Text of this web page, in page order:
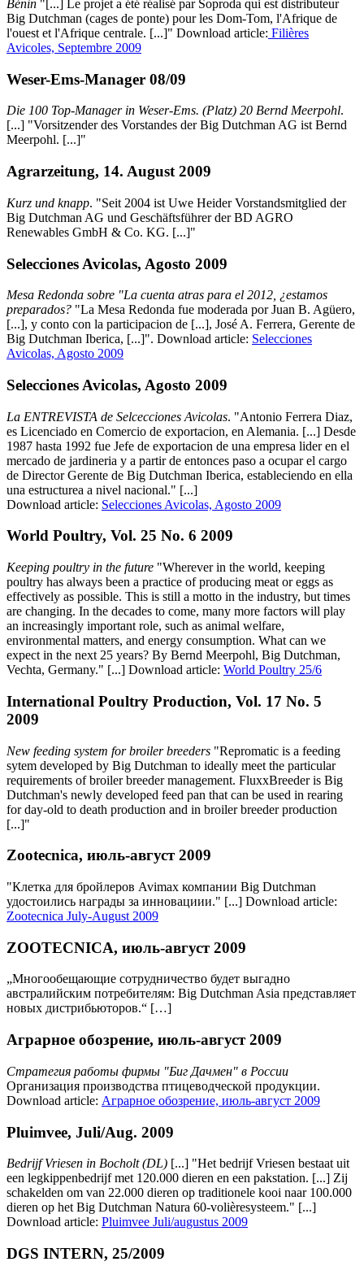
Bénin "[...] Le projet a été réalisé par Soproda qui est distributeur
Big Dutchman (cages de ponte) pour les Dom-Tom, l'Afrique de
l'ouest et l'Afrique centrale. [...]" Download article: Filières
Avicoles, Septembre 2009
Weser-Ems-Manager 08/09
Die 100 Top-Manager in Weser-Ems. (Platz) 20 Bernd Meerpohl.
[...] "Vorsitzender des Vorstandes der Big Dutchman AG ist Bernd
Meerpohl. [...]"
Agrarzeitung, 14. August 2009
Kurz und knapp. "Seit 2004 ist Uwe Heider Vorstandsmitglied der
Big Dutchman AG und Geschäftsführer der BD AGRO
Renewables GmbH & Co. KG. [...]"
Selecciones Avicolas, Agosto 2009
Mesa Redonda sobre "La cuenta atras para el 2012, ¿estamos
preparados? "La Mesa Redonda fue moderada por Juan B. Agüero,
[...], y conto con la participacion de [...], José A. Ferrera, Gerente de
Big Dutchman Iberica, [...]". Download article: Selecciones
Avicolas, Agosto 2009
Selecciones Avicolas, Agosto 2009
La ENTREVISTA de Selcecciones Avicolas. "Antonio Ferrera Diaz,
es Licenciado en Comercio de exportacion, en Alemania. [...] Desde
1987 hasta 1992 fue Jefe de exportacion de una empresa lider en el
mercado de jardineria y a partir de entonces paso a ocupar el cargo
de Director Gerente de Big Dutchman Iberica, estableciendo en ella
una estructurea a nivel nacional." [...]
Download article: Selecciones Avicolas, Agosto 2009
World Poultry, Vol. 25 No. 6 2009
Keeping poultry in the future "Wherever in the world, keeping
poultry has always been a practice of producing meat or eggs as
effectively as possible. This is still a motto in the industry, but times
are changing. In the decades to come, many more factors will play
an increasingly important role, such as animal welfare,
environmental matters, and energy consumption. What can we
expect in the next 25 years? By Bernd Meerpohl, Big Dutchman,
Vechta, Germany." [...] Download article: World Poultry 25/6
International Poultry Production, Vol. 17 No. 5
2009
New feeding system for broiler breeders "Repromatic is a feeding
sytem developed by Big Dutchman to ideally meet the particular
requirements of broiler breeder management. FluxxBreeder is Big
Dutchman's newly developed feed pan that can be used in rearing
for day-old to death production and in broiler breeder production
[...]"
Zootecnica, июль-август 2009
"Клетка для бройлеров Avimax компании Big Dutchman
удостоились награды за инновациии." [...] Download article:
Zootecnica July-August 2009
ZOOTECNICA, июль-август 2009
„Многообещающие сотрудничество будет выгадно
австралийским потребителям: Big Dutchman Asia представляет
новых дистрибьютoров.“ […]
Аграрное обозрение, июль-август 2009
Стратегия работы фирмы "Биг Дачмен" в России
Организация производства птицеводческой продукции.
Download article: Аграрное обозрение, июль-август 2009
Pluimvee, Juli/Aug. 2009
Bedrijf Vriesen in Bocholt (DL) [...] "Het bedrijf Vriesen bestaat uit
een legkippenbedrijf met 120.000 dieren en een pakstation. [...] Zij
schakelden om van 22.000 dieren op traditionele kooi naar 100.000
dieren op het Big Dutchman Natura 60-volièresysteem." [...]
Download article: Pluimvee Juli/augustus 2009
DGS INTERN, 25/2009